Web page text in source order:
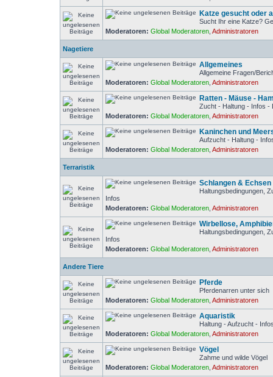
Katze gesucht oder
Sucht Ihr eine Katze?
Moderatoren: Global Moderatoren Administratoren
Nagetiere
Allgemeines
Allgemeine Fragen/
Moderatoren: Global Moderatoren Administratoren
Ratten - Mäuse -
Zucht - Haltung - Infos -
Moderatoren: Global Moderatoren Administratoren
Kaninchen und
Aufzucht - Haltung -
Moderatoren: Global Moderatoren Administratoren
Terraristik
Schlangen & Echsen
Haltungsbedingungen,
Infos
Moderatoren: Global Moderatoren Administratoren
Wirbellose,
Haltungsbedingungen,
Infos
Moderatoren: Global Moderatoren Administratoren
Andere Tiere
Pferde
Pferdenarren unter sich
Moderatoren: Global Moderatoren Administratoren
Aquaristik
Haltung - Aufzucht -
Moderatoren: Global Moderatoren Administratoren
Vögel
Zahme und wilde Vögel
Moderatoren: Global Moderatoren Administratoren